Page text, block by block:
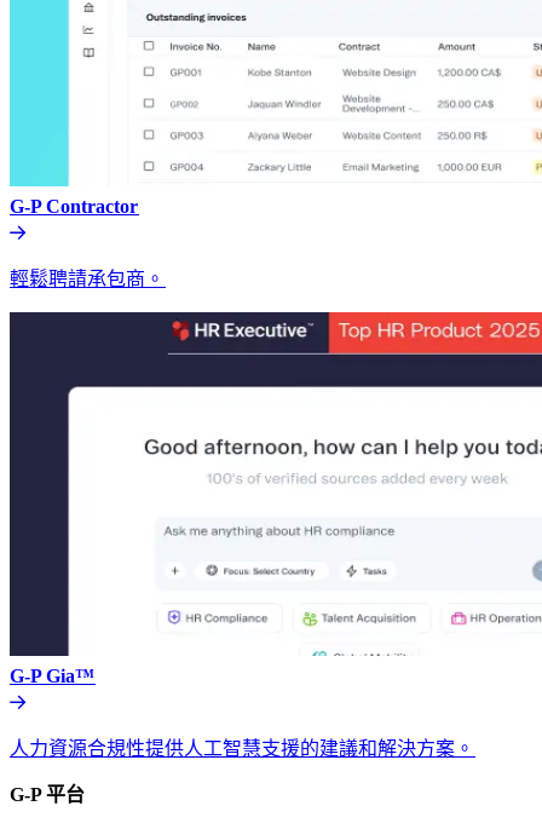
G-P Contractor​​
輕鬆聘請承包商。​​
G-P Gia™​​
人力資源合規性提供人工智慧支援的建議和解決方案。​​
G-P 平台​​